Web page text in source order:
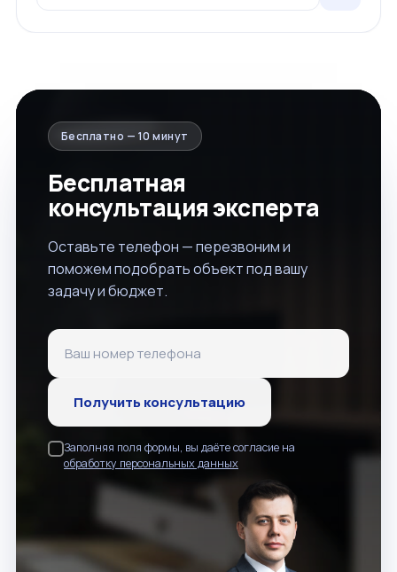
Бесплатно — 10 минут
Бесплатная
консультация эксперта
Оставьте телефон — перезвоним и
поможем подобрать объект под вашу
задачу и бюджет.
Получить консультацию
Заполняя поля формы, вы даёте согласие на
обработку персональных данных